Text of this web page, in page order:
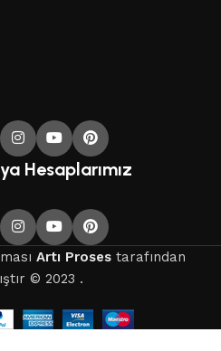
Hesaplarımız
Artı Proses tarafından
© 2023 .